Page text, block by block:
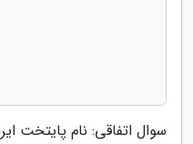
سوال اتفاقی: نام پایتخت